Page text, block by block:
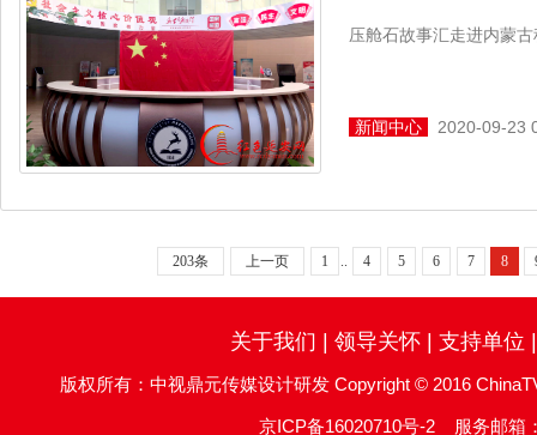
压舱石故事汇走进内蒙
新闻中心 2020-09-23
203条 上一页 1 .. 4 5 6 7 8
关于我们 领导关怀| 支持单位
版权所有：中视鼎元传媒设计研发 Copyright © 2016
京ICP备16020710号-2 服务邮箱